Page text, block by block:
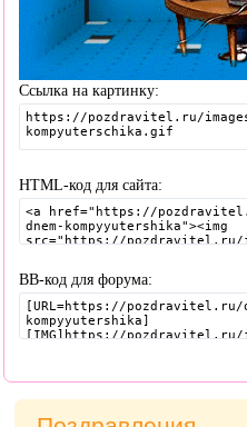
Ссылка на картинку:
HTML-код для сайта:
BB-код для форума: